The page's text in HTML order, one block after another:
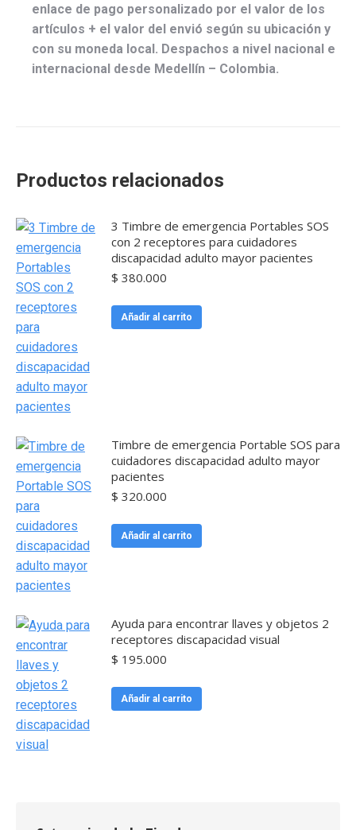
enlace de pago personalizado por el valor de los
artículos + el valor del envió según su ubicación y
con su moneda local. Despachos a nivel nacional e
internacional desde Medellín – Colombia.
Productos relacionados
3 Timbre de emergencia Portables SOS
con 2 receptores para cuidadores
discapacidad adulto mayor pacientes
$ 380.000
Añadir al carrito
Timbre de emergencia Portable SOS para
cuidadores discapacidad adulto mayor
pacientes
$ 320.000
Añadir al carrito
Ayuda para encontrar llaves y objetos 2
receptores discapacidad visual
$ 195.000
Añadir al carrito